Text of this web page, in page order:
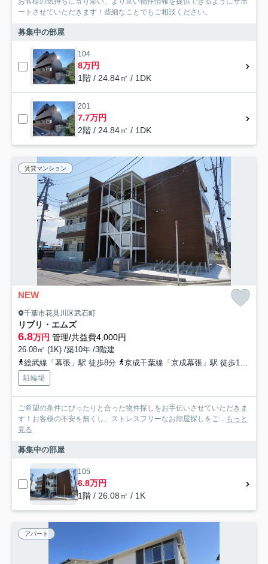
ートさせていただきます！些細なことでもご相談ください。
募集中の部屋
104
8万円
1階 / 24.84㎡ / 1DK
201
7.7万円
2階 / 24.84㎡ / 1DK
賃貸マンション
NEW
千葉市花見川区武石町
リブリ・エムズ
6.8万円 管理/共益費4,000円
26.08㎡ (1K) /築10年 /3階建
総武線「幕張」駅 徒歩8分
京成千葉線「京成幕張」駅 徒歩10分
駐輪場
ご希望の条件にぴったりと合った物件探しをお手伝いさせていただきま
す！お客様の不安を無くし、ストレスフリーなお部屋探しをご... もっと
見る
募集中の部屋
105
6.8万円
1階 / 26.08㎡ / 1K
アパート